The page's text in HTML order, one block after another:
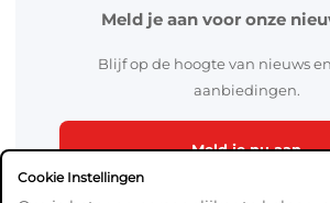
Meld je aan voor onze
Blijf op de hoogte van nieuws
aanbiedingen.
Meld je nu aan
Cookie Instellingen